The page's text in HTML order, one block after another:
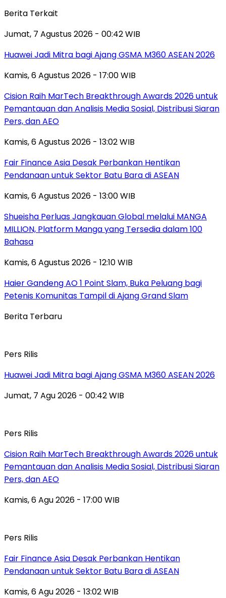
Berita Terkait
Jumat, 7 Agustus 2026 - 00:42 WIB
Huawei Jadi Mitra bagi Ajang GSMA M360 ASEAN 2026
Kamis, 6 Agustus 2026 - 17:00 WIB
Cision Raih MarTech Breakthrough Awards 2026 untuk
Pemantauan dan Analisis Media Sosial, Distribusi Siaran
Pers, dan AEO
Kamis, 6 Agustus 2026 - 13:02 WIB
Fair Finance Asia Desak Perbankan Hentikan
Pendanaan untuk Sektor Batu Bara di ASEAN
Kamis, 6 Agustus 2026 - 13:00 WIB
Shueisha Perluas Jangkauan Global melalui MANGA
MILLION, Platform Manga yang Tersedia dalam 100
Bahasa
Kamis, 6 Agustus 2026 - 12:10 WIB
Haier Gandeng AO 1 Point Slam, Buka Peluang bagi
Petenis Komunitas Tampil di Ajang Grand Slam
Berita Terbaru
Pers Rilis
Huawei Jadi Mitra bagi Ajang GSMA M360 ASEAN 2026
Jumat, 7 Agu 2026 - 00:42 WIB
Pers Rilis
Cision Raih MarTech Breakthrough Awards 2026 untuk
Pemantauan dan Analisis Media Sosial, Distribusi Siaran
Pers, dan AEO
Kamis, 6 Agu 2026 - 17:00 WIB
Pers Rilis
Fair Finance Asia Desak Perbankan Hentikan
Pendanaan untuk Sektor Batu Bara di ASEAN
Kamis, 6 Agu 2026 - 13:02 WIB